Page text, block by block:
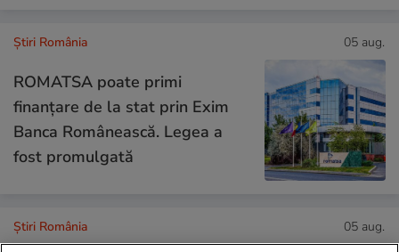
Știri România 05 aug.
ROMATSA poate primi
finanțare de la stat prin Exim
Banca Românească. Legea a
fost promulgată
Știri România 05 aug.